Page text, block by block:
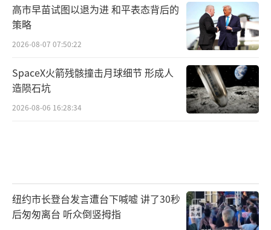
高市早苗试图以退为进 和平表态背后的
策略
2026-08-07 07:50:22
SpaceX火箭残骸撞击月球细节 形成人
造陨石坑
2026-08-06 16:28:34
纽约市长登台发言遭台下喊嘘 讲了30秒
后匆匆离台 听众倒竖拇指